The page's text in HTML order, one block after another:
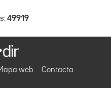
49919
web Contacta